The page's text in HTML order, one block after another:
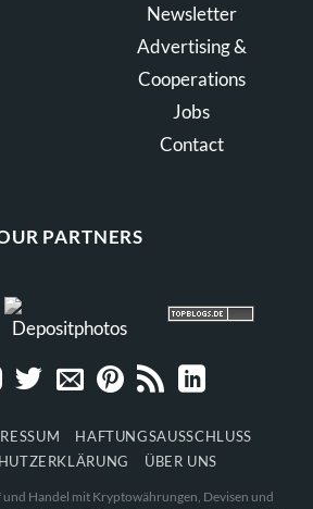
Newsletter
Advertising &
Cooperations
Jobs
Contact
PARTNERS
HAFTUNGSAUSSCHLUSS
ÜBER UNS
Handel mit Kryptowährungen, Devisen und